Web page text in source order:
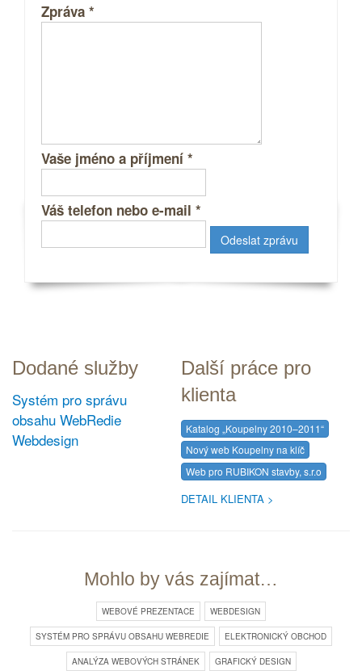
Zpráva *
Vaše jméno a příjmení *
Váš telefon nebo e-mail *
Dodané služby
Systém pro správu
obsahu WebRedie
Webdesign
Další práce pro
klienta
Katalog „Koupelny 2010–2011“
Nový web Koupelny na klíč
Web pro RUBIKON stavby, s.r.o
DETAIL KLIENTA
Mohlo by vás zajímat…
WEBOVÉ PREZENTACE WEBDESIGN
SYSTÉM PRO SPRÁVU OBSAHU WEBREDIE ELEKTRONICKÝ OBCHOD
ANALÝZA WEBOVÝCH STRÁNEK GRAFICKÝ DESIGN